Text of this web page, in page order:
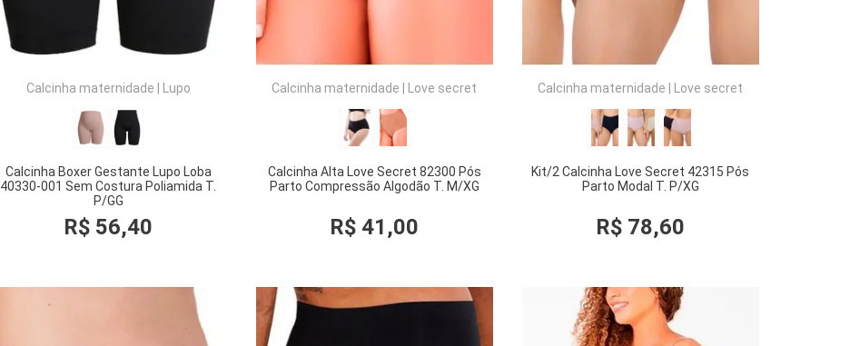
Calcinha maternidade Lupo
Calcinha Boxer Gestante Lupo Loba
40330-001 Sem Costura Poliamida T.
P/GG
R$ 56,40
Calcinha maternidade Love secret
Calcinha Alta Love Secret 82300 Pós
Parto Compressão Algodão T. M/XG
R$ 41 ,00
Calcinha maternidade Love secret
Kit/2 Calcinha Love Secret 42315 Pós
Parto Modal T. P/XG
R$ 78,60